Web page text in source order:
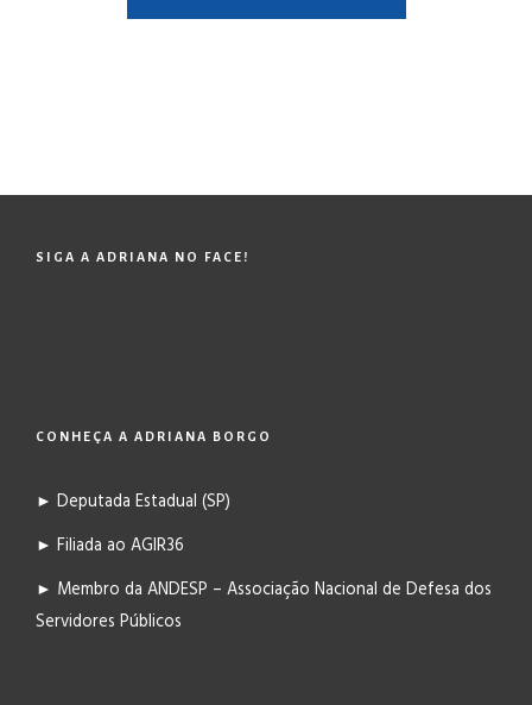
SIGA A ADRIANA NO FACE!
CONHEÇA A ADRIANA BORGO
► Deputada Estadual (SP)
► Filiada ao AGIR36
► Membro da ANDESP – Associação Nacional de Defesa dos
Servidores Públicos